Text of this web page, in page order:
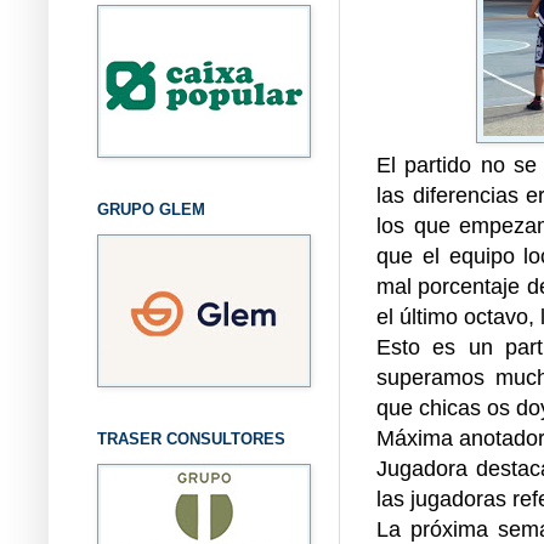
El partido no
las diferencias
los que
que el equipo
mal porcentaje
el último octavo,
Esto es un
superamos
que chicas os
Máxima
Jugadora
las jugadoras
La próxima
GRUPO GLEM
TRASER CONSULTORES